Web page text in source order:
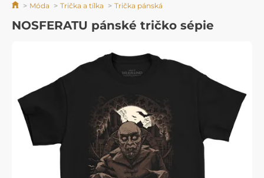
Móda Trička a tílka Trička pánská
NOSFERATU pánské tričko sépie